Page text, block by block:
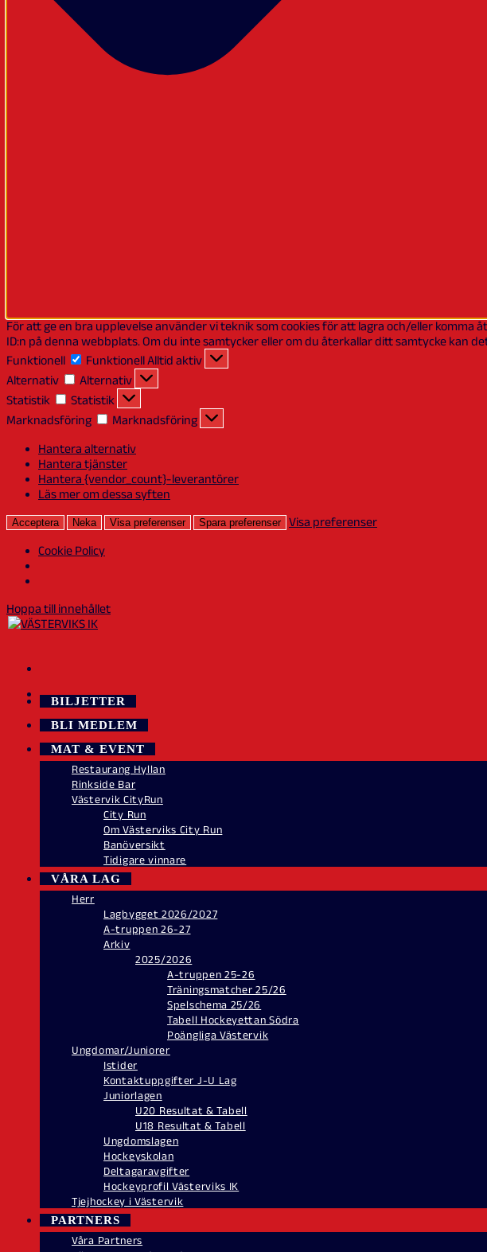
För att ge en bra upplevelse använder vi teknik som cookies för att lagra och/eller
ID:n på denna webbplats. Om du inte samtycker eller om du återkallar ditt samtycke kan
Funktionell
FunktionellAlltid aktiv
Alternativ
Alternativ
Statistik
Statistik
Marknadsföring
Marknadsföring
Hantera alternativ
Hantera tjänster
Hantera {vendor_count}-leverantörer
Läs mer om dessa syften
Acceptera Neka Visa preferenser Spara preferenser Visa preferenser
Cookie Policy
Hoppa till innehållet
BILJETTER
BLI MEDLEM
MAT & EVENT
Restaurang Hyllan
Rinkside Bar
Västervik CityRun
City Run
Om Västerviks City Run
Banöversikt
Tidigare vinnare
VÅRA LAG
Herr
Lagbygget 2026/2027
A-truppen 26-27
Arkiv
2025/2026
A-truppen 25-26
Träningsmatcher 25/26
Spelschema 25/26
Tabell Hockeyettan Södra
Poängliga Västervik
Ungdomar/Juniorer
Istider
Kontaktuppgifter J-U Lag
Juniorlagen
U20 Resultat & Tabell
U18 Resultat & Tabell
Ungdomslagen
Hockeyskolan
Deltagaravgifter
Hockeyprofil Västerviks IK
Tjejhockey i Västervik
PARTNERS
Våra Partners